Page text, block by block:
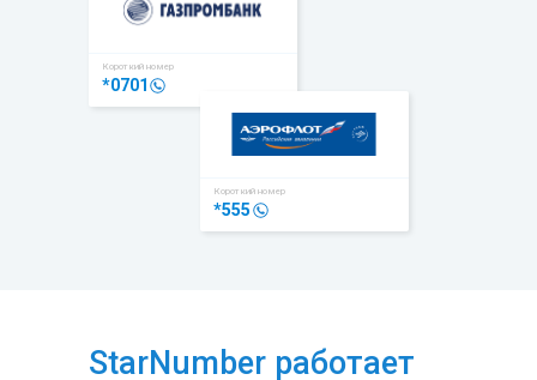
Короткий номер
*0701
*555
Короткий номер
StarNumber работает